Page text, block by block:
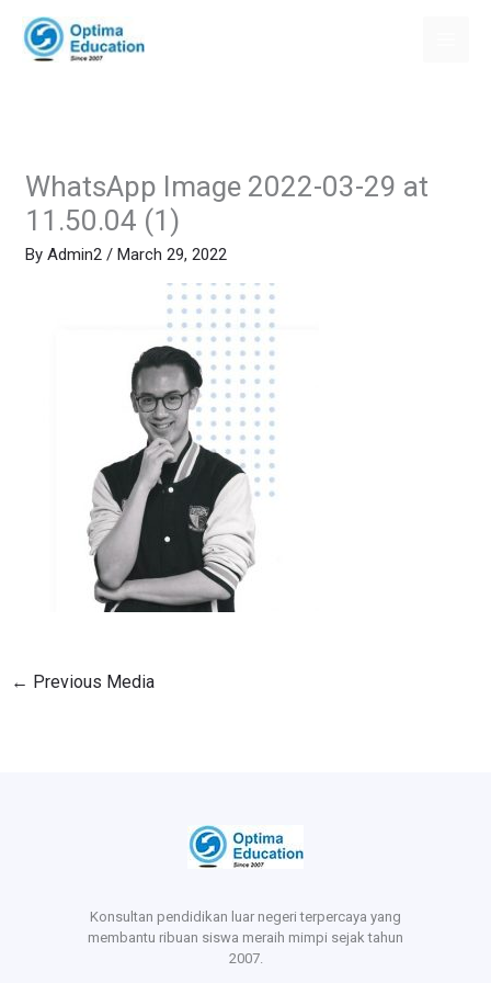
content
WhatsApp Image 2022-03-29 at
11.50.04 (1)
ByAdmin2/March 29, 2022
← Previous Media
Konsultan pendidikan luar negeri terpercaya yang
membantu ribuan siswa meraih mimpi sejak tahun
2007.